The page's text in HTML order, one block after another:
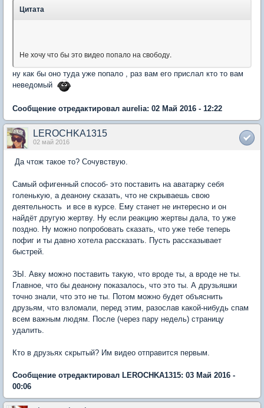
Цитата
Не хочу что бы это видео попало на свободу.
ну как бы оно туда уже попало , раз вам его прислал кто то вам
неведомый
Сообщение отредактировал aurelia: 02 Май 2016 - 12:22
LEROCHKA1315
02 май 2016
Да чтож такое то? Сочувствую.
Самый офигенный способ- это поставить на аватарку себя
голенькую, а деанону сказать, что не скрываешь свою
деятельность и все в курсе. Ему станет не интересно и он
найдёт другую жертву. Ну если реакцию жертвы дала, то уже
поздно. Ну можно попробовать сказать, что уже тебе теперь
пофиг и ты давно хотела рассказать. Пусть рассказывает
быстрей.
ЗЫ. Авку можно поставить такую, что вроде ты, а вроде не ты.
Главное, что бы деанону показалось, что это ты. А друзьяшки
точно знали, что это не ты. Потом можно будет объяснить
друзьям, что взломали, перед этим, разослав какой-нибудь спам
всем важным людям. После (через пару недель) страницу
удалить.
Кто в друзьях скрытый? Им видео отправится первым.
Сообщение отредактировал LEROCHKA1315: 03 Май 2016 -
00:06